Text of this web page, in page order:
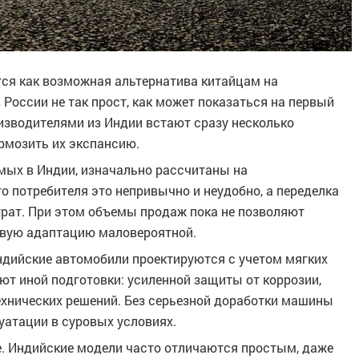
как возможная альтернатива китайцам на
не так прост, как может показаться на первый
из Индии встают сразу несколько
их экспансию.
в Индии, изначально рассчитаны на
потребителя это непривычно и неудобно, а переделка
При этом объемы продаж пока не позволяют
адаптацию маловероятной.
автомобили проектируются с учетом мягких
иной подготовки: усиленной защиты от коррозии,
решений. Без серьезной доработки машины
в суровых условиях.
модели часто отличаются простым, даже